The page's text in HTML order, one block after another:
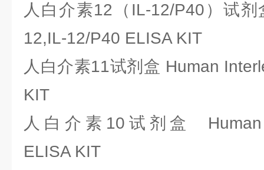
人白介素12（IL-12/P40）试
12,IL-12/P40 ELISA KIT
人白介素11试剂盒 Human
KIT
人白介素10试剂盒 Human
ELISA KIT